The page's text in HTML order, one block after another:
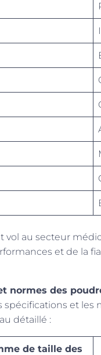
vol au secteur
et de la
normes des
et
détaillé :
de taille des